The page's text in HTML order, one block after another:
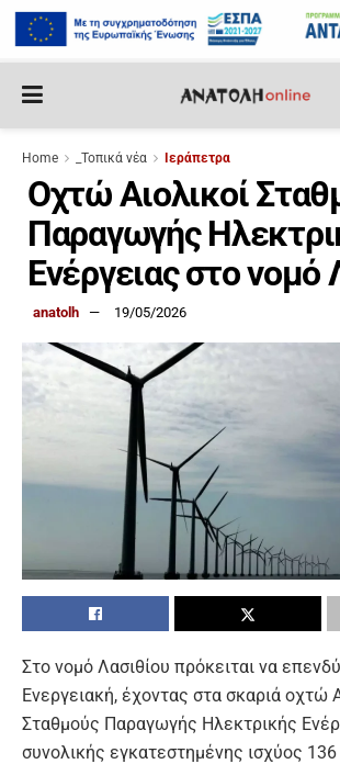
Home _Τοπικά νέα Ιεράπετρα
Οχτώ Αιολικοί
Παραγωγής
Ενέργειας στο νομό
anatolh 19/05/2026
Στο νομό Λασιθίου πρόκειται να
Ενεργειακή, έχοντας στα σκαριά οχτώ
Σταθμούς Παραγωγής Ηλεκτρικής
συνολικής εγκατεστημένης ισχύος 136